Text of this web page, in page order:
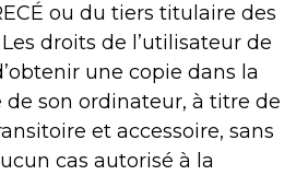
ou du tiers titulaire des
droits de l’utilisateur de
une copie dans la
son ordinateur, à titre de
et accessoire, sans
cas autorisé à la